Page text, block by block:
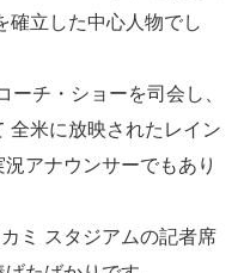
確立した中心人物でし
チ・ショーを司会し、
全米に放映されたレイン
アナウンサーでもあり
ミ スタジアムの記者席